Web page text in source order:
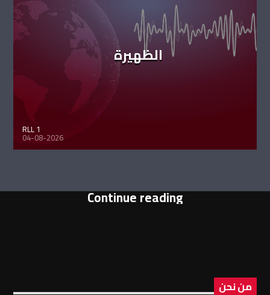
الظهيرة
RLL 1
04-08-2026
Continue reading
من نحن